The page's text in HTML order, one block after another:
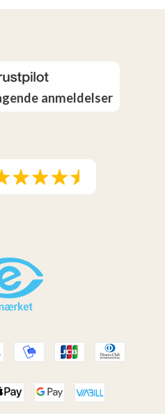
anmeldelser